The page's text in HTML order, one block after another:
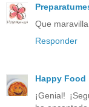
Que
Responder
Happy Food
¡Genial!